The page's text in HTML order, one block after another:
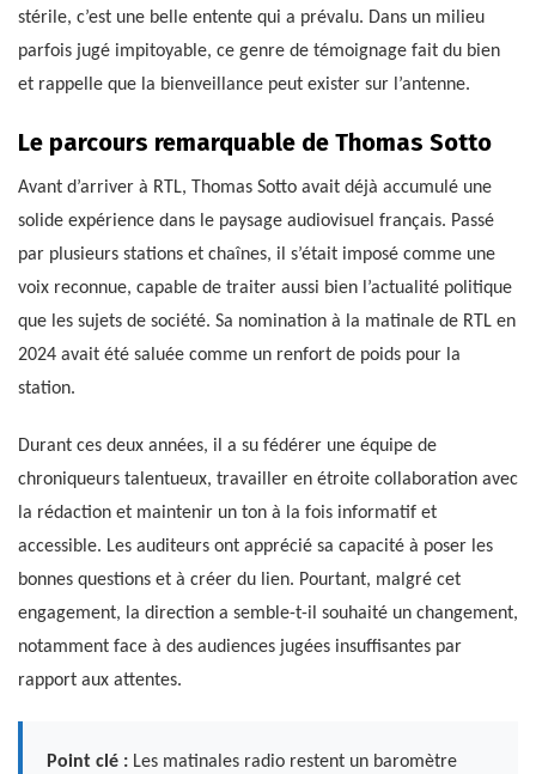
stérile, c’est une belle entente qui a prévalu. Dans un milieu
parfois jugé impitoyable, ce genre de témoignage fait du bien
et rappelle que la bienveillance peut exister sur l’antenne.
Le parcours remarquable de Thomas Sotto
Avant d’arriver à RTL, Thomas Sotto avait déjà accumulé une
solide expérience dans le paysage audiovisuel français. Passé
par plusieurs stations et chaînes, il s’était imposé comme une
voix reconnue, capable de traiter aussi bien l’actualité politique
que les sujets de société. Sa nomination à la matinale de RTL en
2024 avait été saluée comme un renfort de poids pour la
station.
Durant ces deux années, il a su fédérer une équipe de
chroniqueurs talentueux, travailler en étroite collaboration avec
la rédaction et maintenir un ton à la fois informatif et
accessible. Les auditeurs ont apprécié sa capacité à poser les
bonnes questions et à créer du lien. Pourtant, malgré cet
engagement, la direction a semble-t-il souhaité un changement,
notamment face à des audiences jugées insuffisantes par
rapport aux attentes.
Point clé : Les matinales radio restent un baromètre